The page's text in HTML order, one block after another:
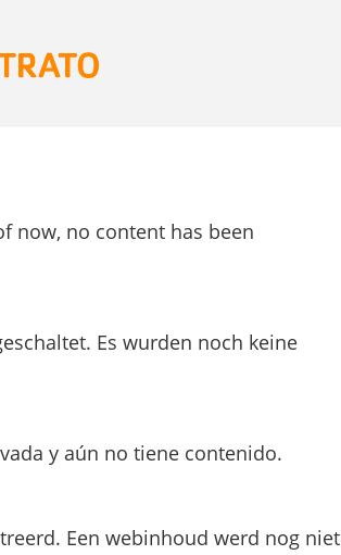
now, no content has been
Es wurden noch keine
y aún no tiene contenido.
Een webinhoud werd nog niet